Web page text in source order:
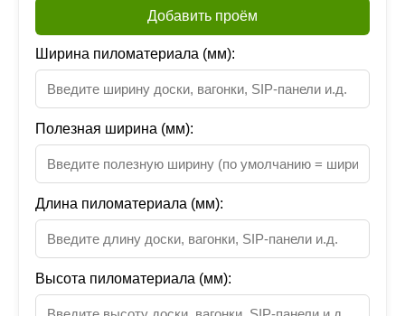
Добавить проём
Ширина пиломатериала (мм):
Полезная ширина (мм):
Длина пиломатериала (мм):
Высота пиломатериала (мм):